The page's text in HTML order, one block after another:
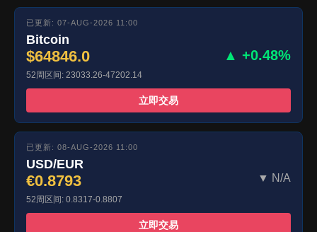
已更新: 07-AUG-2026 11:00
Bitcoin
$64846.0 ▲ +0.48%
52周区间: 23033.26-47202.14
立即交易
已更新: 08-AUG-2026 11:00
USD/EUR
€0.8793 ▼ N/A
52周区间: 0.8317-0.8807
立即交易